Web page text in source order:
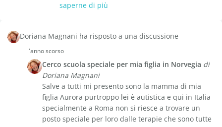
saperne di più
Doriana Magnani ha risposto a una discussione
l'anno scorso
Cerco scuola speciale per mia figlia in Norvegia di
Doriana Magnani
Salve a tutti mi presento sono la mamma di mia
figlia Aurora purtroppo lei è autistica e qui in Italia
specialmente a Roma non si riesce a trovare un
posto speciale per loro dalle terapie che sono tutte